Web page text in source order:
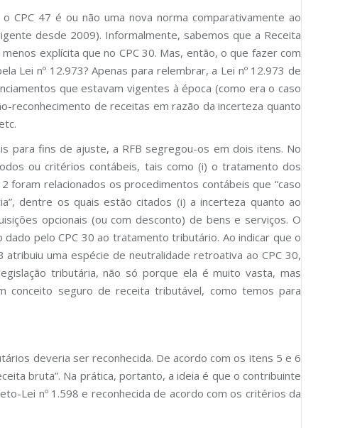
47 é ou não uma nova norma comparativamente ao
desde 2009). Informalmente, sabemos que a Receita
explícita que no CPC 30. Mas, então, o que fazer com
Lei nº 12.973? Apenas para relembrar, a Lei nº 12.973 de
que estavam vigentes à época (como era o caso
reconhecimento de receitas em razão da incerteza quanto
para fins de ajuste, a RFB segregou-os em dois itens. No
ou critérios contábeis, tais como (i) o tratamento dos
relacionados os procedimentos contábeis que “caso
dentre os quais estão citados (i) a incerteza quanto ao
opcionais (ou com desconto) de bens e serviços. O
pelo CPC 30 ao tratamento tributário. Ao indicar que o
uma espécie de neutralidade retroativa ao CPC 30,
tributária, não só porque ela é muito vasta, mas
conceito seguro de receita tributável, como temos para
deveria ser reconhecida. De acordo com os itens 5 e 6
bruta”. Na prática, portanto, a ideia é que o contribuinte
Lei nº 1.598 e reconhecida de acordo com os critérios da